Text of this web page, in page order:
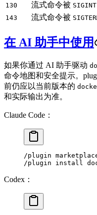
130 流式命令被 SIGINT
143 流式命令被
在 AI 助手中使用
如果你通过 AI 助手驱动
命令地图和安全提示。
前仍应以当前版本的
和实际输出为准。
Claude Code：
/plugin
/plugin install
Codex：